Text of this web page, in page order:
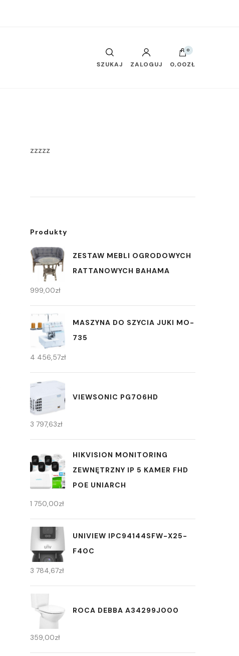
SZUKAJ ZALOGUJ
0
0,00ZŁ
zzzzz
Produkty
ZESTAW MEBLI OGRODOWYCH
RATTANOWYCH BAHAMA
999,00zł
MASZYNA DO SZYCIA JUKI MO-
735
4 456,57zł
VIEWSONIC PG706HD
3 797,63zł
HIKVISION MONITORING
ZEWNĘTRZNY IP 5 KAMER FHD
POE UNIARCH
1 750,00zł
UNIVIEW IPC94144SFW-X25-
F40C
3 784,67zł
ROCA DEBBA A34299J000
359,00zł